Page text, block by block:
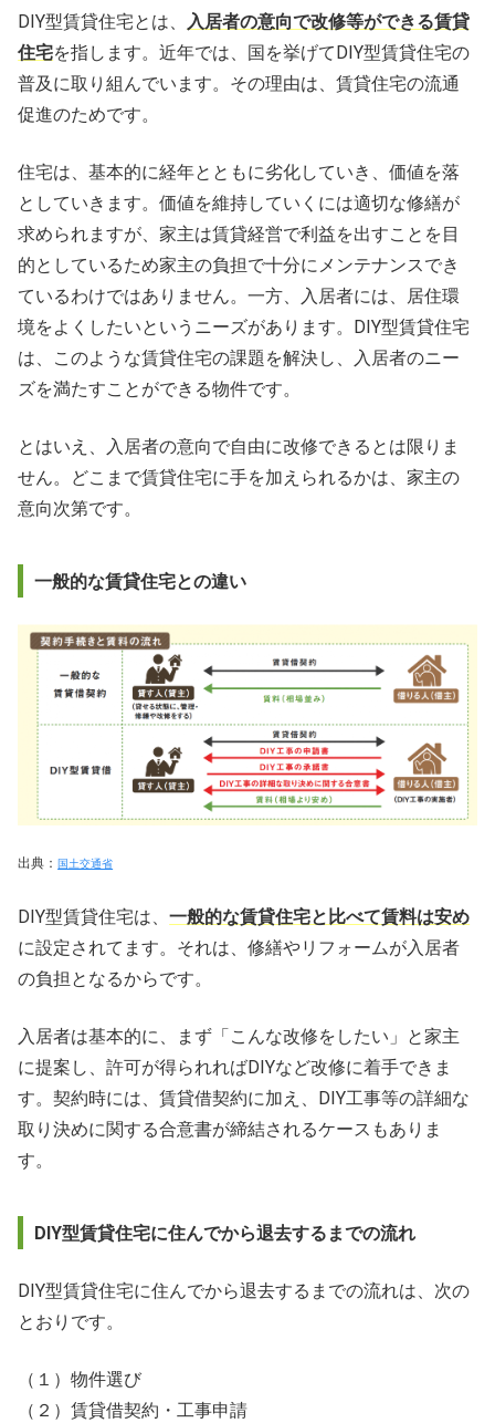
DIY型賃貸住宅とは、 入居者の意向で改修等ができる賃貸
住宅を指します。近年では、国を挙げてDIY型賃貸住宅の
普及に取り組んでいます。その理由は、賃貸住宅の流通
促進のためです。
住宅は、基本的に経年とともに劣化していき、価値を落
としていきます。価値を維持していくには適切な修繕が
求められますが、家主は賃貸経営で利益を出すことを目
的としているため家主の負担で十分にメンテナンスでき
ているわけではありません。一方、入居者には、居住環
境をよくしたいというニーズがあります。DIY型賃貸住宅
は、このような賃貸住宅の課題を解決し、入居者のニー
ズを満たすことができる物件です。
とはいえ、入居者の意向で自由に改修できるとは限りま
せん。どこまで賃貸住宅に手を加えられるかは、家主の
意向次第です。
一般的な賃貸住宅との違い
出典：国土交通省
DIY型賃貸住宅は、一般的な賃貸住宅と比べて賃料は安め
に設定されてます。それは、修繕やリフォームが入居者
の負担となるからです。
入居者は基本的に、まず「こんな改修をしたい」と家主
に提案し、許可が得られればDIYなど改修に着手できま
す。契約時には、賃貸借契約に加え、DIY工事等の詳細な
取り決めに関する合意書が締結されるケースもありま
す。
DIY型賃貸住宅に住んでから退去するまでの流れ
DIY型賃貸住宅に住んでから退去するまでの流れは、次の
とおりです。
（１）物件選び
（２）賃貸借契約・工事申請